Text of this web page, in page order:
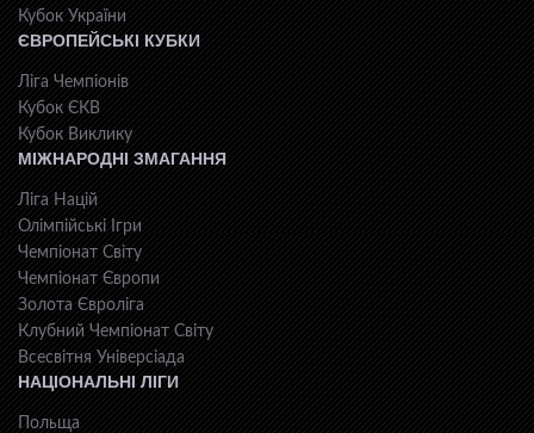
Кубок України
ЄВРОПЕЙСЬКІ КУБКИ
Ліга Чемпіонів
Кубок ЄКВ
Кубок Виклику
МІЖНАРОДНІ ЗМАГАННЯ
Ліга Націй
Олімпійські Ігри
Чемпіонат Світу
Чемпіонат Європи
Золота Євроліга
Клубний Чемпіонат Світу
Всесвiтня Унiверсiaда
НАЦІОНАЛЬНІ ЛІГИ
Польща